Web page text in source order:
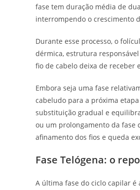
fase tem duração média de
interrompendo o crescimento
Durante esse processo, o
dérmica, estrutura
fio de cabelo deixa de receber
Embora seja uma fase
cabeludo para a próxima
substituição gradual e
ou um prolongamento da fase
afinamento dos fios e queda
Fase Telógena: o
A última fase do ciclo capilar é